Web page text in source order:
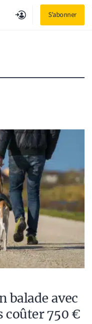
S'abonner
balade avec
coûter 750 €